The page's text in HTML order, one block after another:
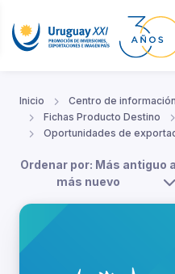
Inicio Centro de información
Fichas Producto Destino
Oportunidades de
Ordenar por: Más antiguo a
más nuevo